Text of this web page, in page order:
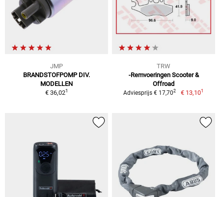
JMP
BRANDSTOFPOMP DIV.
MODELLEN
€ 36,021
TRW
-Remvoeringen Scooter &
Offroad
Adviesprijs € 17,702 € 13,101